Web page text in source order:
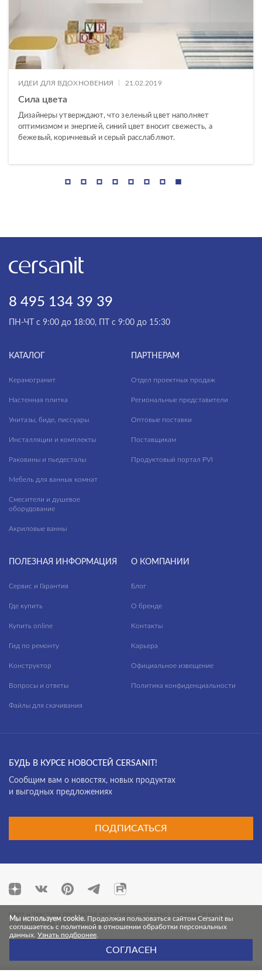
ИДЕИ ДЛЯ ВДОХНОВЕНИЯ 21.02.2019
Сила цвета
Дизайнеры утверждают, что зеленый цвет наполняет
оптимизмом и энергией, синий цвет вносит свежесть, а
бежевый, коричневый и серый расслабляют.
8 495 134 39 39
ПН-ЧТ с 9:00 до 18:00, ПТ с 9:00 до 15:30
КАТАЛОГ
Керамогранит
Настенная плитка
Унитазы, биде, писсуары
Инсталляции и комплекты
Раковины и пьедесталы
Мебель для ванных комнат
Смесители и душевое
оборудование
Акриловые ванны
ПАРТНЕРАМ
Отдел проектных продаж
Региональные представители
Оптовые поставки
Поставщикам
Продуктовый портал PVI
ПОЛЕЗНАЯ ИНФОРМАЦИЯ
Сервис и Гарантия
Где купить
Купить online
Гид по ремонту
Конструктор
Вопросы и ответы
Файлы для скачивания
О КОМПАНИИ
Блог
О бренде
Контакты
Карьера
Официальное извещение
Политика конфиденциальности
БУДЬ В КУРСЕ НОВОСТЕЙ CERSANIT!
Cообщим вам о новостях, новых продуктах
и выгодных предложениях
ПОДПИСАТЬСЯ
Цвет и текстура продуктов могут незначительно отличаться из-за
особенностей цветопередачи монитора.
© 2026 Cersanit. Все права защищены.
Мы используем cookie. Продолжая пользоваться сайтом Cersanit вы
соглашаетесь с политикой в отношении обработки персональных
данных. Узнать подбронее
СОГЛАСЕН